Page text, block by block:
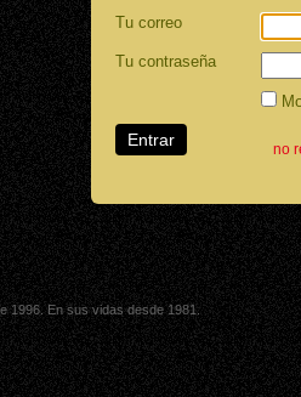
Tu correo
Tu contraseña
no
1996. En sus vidas desde 1981.